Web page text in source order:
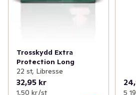
Trosskydd Extra
Protection Long
22 st, Libresse
32,95 kr
1,50 kr /st 5